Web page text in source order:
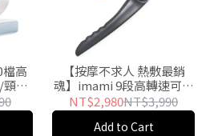
高
掛/
【按摩不求人 熱敷最銷
魂】imami 9段高轉速可彎
折冷熱敷筋膜槍 (IMHO-
EM1500SG)-推
NT$2,980NT$3,990
Add to Cart